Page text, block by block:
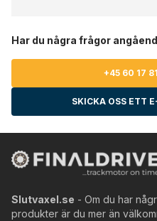
Har du några frågor
+45 60 17
SKICKA OSS ETT
Slutvaxel.se - Om du har
produkter är du mer än